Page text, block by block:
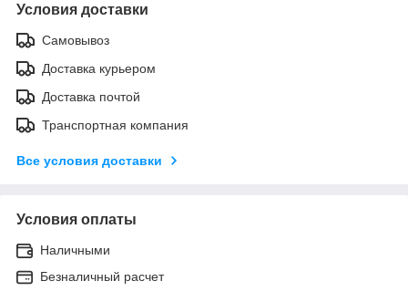
Условия доставки
Самовывоз
Доставка курьером
Доставка почтой
Транспортная компания
Все условия доставки
Условия оплаты
Наличными
Безналичный расчет